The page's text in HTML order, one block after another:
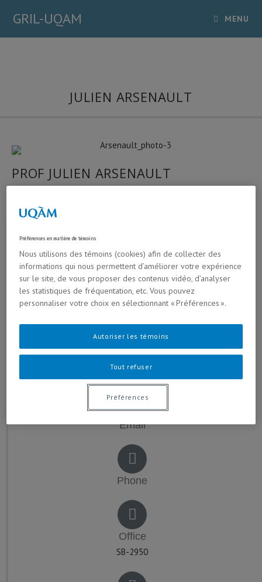
GRIL-UQAM MENU
JULIEN ARSENAULT
PROF JULIEN ARSENAULT
BIOLOGICAL SCIENCE
Email
Phone
Office
SB-2950
Préférences en matière de témoins
Nous utilisons des témoins (cookies) afin de collecter des
informations qui nous permettent d’améliorer votre expérience
sur le site, de vous proposer des contenus vidéo, d’analyser
les statistiques de fréquentation, etc. Vous pouvez
personnaliser votre choix en sélectionnant « Préférences ».
Tout refuser
Autoriser les témoins
Préférences